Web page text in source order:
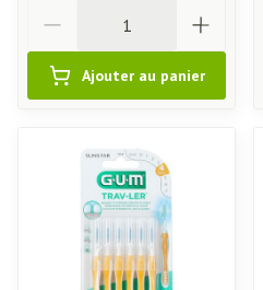
Ajouter au panier